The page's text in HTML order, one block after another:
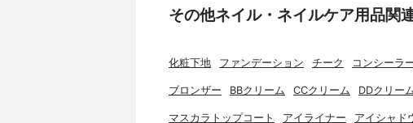
その他ネイル・ネイルケア用品関
化粧下地 ファンデーション チーク コンシーラ
ブロンザー BBクリーム CCクリーム DDクリー
マスカラトップコート アイライナー アイシャド